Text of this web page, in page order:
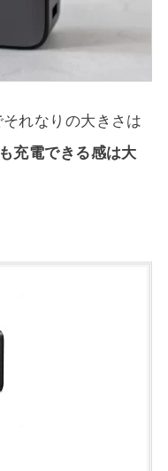
れなりの大きさは
充電できる感は大